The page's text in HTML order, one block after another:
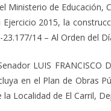
Ministerio de
2015, la
14 – Al Orden del
LUIS
en el Plan de Obras
Localidad de El Carril,